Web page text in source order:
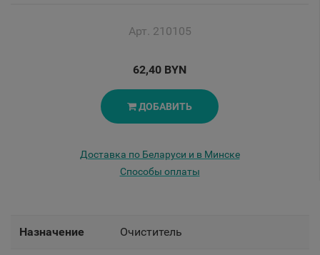
Арт. 210105
62,40 BYN
ДОБАВИТЬ
Доставка по Беларуси и в Минске
Способы оплаты
Назначение Очиститель